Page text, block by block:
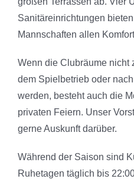
Sanitäreinrichtungen
Mannschaften allen
Wenn die Clubräume nicht
dem Spielbetrieb oder
werden, besteht auch die
privaten Feiern. Unser
gerne Auskunft darüber.
Während der Saison sind
Ruhetagen täglich bis